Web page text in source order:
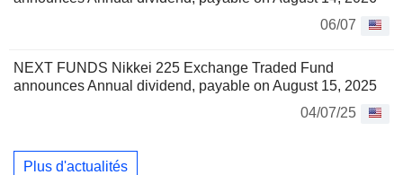
06/07
NEXT FUNDS Nikkei 225 Exchange Traded Fund
announces Annual dividend, payable on August 15, 2025
04/07/25
Plus d'actualités